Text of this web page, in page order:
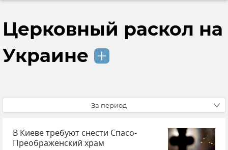
Церковный раскол на
Украине
За период
В Киеве требуют снести Спасо-
Преображенский храм